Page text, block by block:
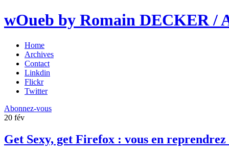
wOueb by Romain DECKER /
Home
Archives
Contact
Linkdin
Flickr
Twitter
Abonnez-vous
20 fév
Get Sexy, get Firefox : vous en reprendrez